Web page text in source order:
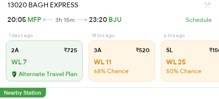
13020 BAGH EXPRESS
20:05 MFP 3h 15m 23:20 BJU Schedule
1 days ago
2A ₹725
WL 7
Alternate Travel Plan
18 hrs ago
3A ₹520
WL 11
68% Chance
6 hrs ago
SL
WL 25
50% Chance
Nearby Station